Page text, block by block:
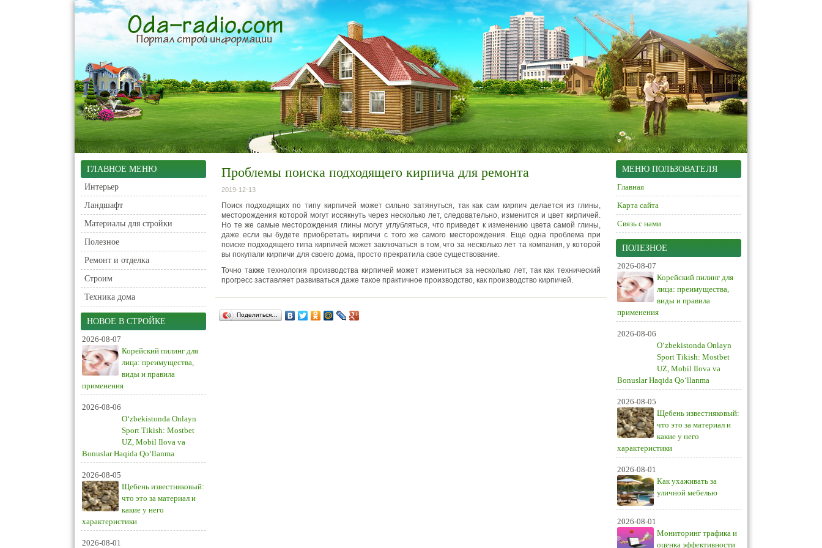
ГЛАВНОЕ МЕНЮ
Интерьер
Ландшафт
Материалы для стройки
Полезное
Ремонт и отделка
Строим
Техника дома
НОВОЕ В СТРОЙКЕ
2026-08-07
Корейский пилинг для
лица: преимущества,
виды и правила
применения
2026-08-06
O‘zbekistonda Onlayn
Sport Tikish: Mostbet
UZ, Mobil Ilova va
Bonuslar Haqida Qo‘llanma
2026-08-05
Щебень известняковый:
что это за материал и
какие у него
характеристики
2026-08-01
Проблемы поиска подходящего кирпича для ремонта
2019-12-13
Поиск подходящих по типу кирпичей может сильно затянуться, так как сам кирпич делается из глины,
месторождения которой могут иссякнуть через несколько лет, следовательно, изменится и цвет кирпичей.
Но те же самые месторождения глины могут углубляться, что приведет к изменению цвета самой глины,
даже если вы будете приобретать кирпичи с того же самого месторождения. Еще одна проблема при
поиске подходящего типа кирпичей может заключаться в том, что за несколько лет та компания, у которой
вы покупали кирпичи для своего дома, просто прекратила свое существование.
Точно также технология производства кирпичей может измениться за несколько лет, так как технический
прогресс заставляет развиваться даже такое практичное производство, как производство кирпичей.
Поделиться…
МЕНЮ ПОЛЬЗОВАТЕЛЯ
Главная
Карта сайта
Связь с нами
ПОЛЕЗНОЕ
2026-08-07
Корейский пилинг для
лица: преимущества,
виды и правила
применения
2026-08-06
O‘zbekistonda Onlayn
Sport Tikish: Mostbet
UZ, Mobil Ilova va
Bonuslar Haqida Qo‘llanma
2026-08-05
Щебень известняковый:
что это за материал и
какие у него
характеристики
2026-08-01
Как ухаживать за
уличной мебелью
2026-08-01
Мониторинг трафика и
оценка эффективности